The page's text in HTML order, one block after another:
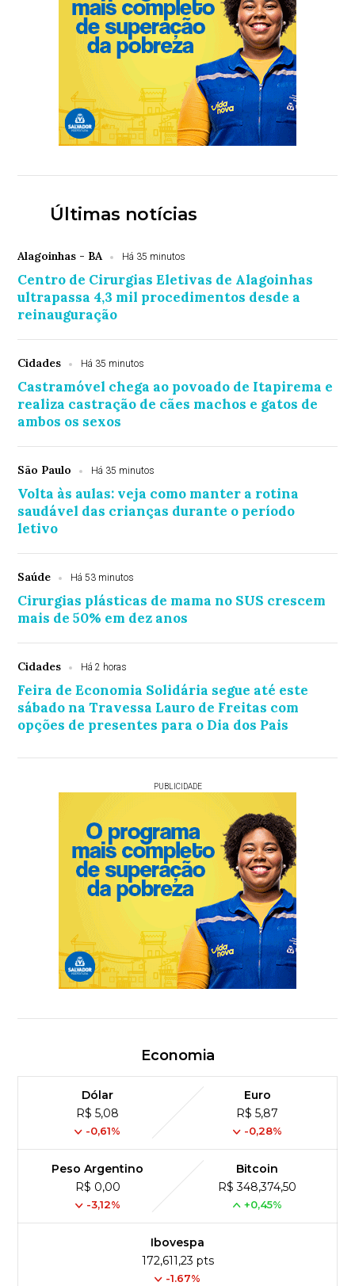
Últimas notícias
Alagoinhas - BA Há 35 minutos
Centro de Cirurgias Eletivas de Alagoinhas
ultrapassa 4,3 mil procedimentos desde a
reinauguração
Cidades Há 35 minutos
Castramóvel chega ao povoado de Itapirema e
realiza castração de cães machos e gatos de
ambos os sexos
São Paulo Há 35 minutos
Volta às aulas: veja como manter a rotina
saudável das crianças durante o período
letivo
Saúde Há 53 minutos
Cirurgias plásticas de mama no SUS crescem
mais de 50% em dez anos
Cidades Há 2 horas
Feira de Economia Solidária segue até este
sábado na Travessa Lauro de Freitas com
opções de presentes para o Dia dos Pais
PUBLICIDADE
Economia
Dólar
R$ 5,08
-0,61%
Euro
R$ 5,87
-0,28%
Peso Argentino
R$ 0,00
-3,12%
Bitcoin
R$ 348,374,50
+0,45%
Ibovespa
172,611,23 pts
-1.67%